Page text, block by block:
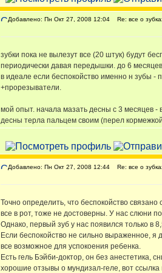
Добавлено: Пн Окт 27, 2008 12:04 Re: все о
зубки пока не вылезут все (20 штук) будут
периодически давая передышки. до 6
в идеале если беспокойство именно н зубы -
+прорезыватели.
мой опыт. начала мазать десны с 3 месяцев -
десны терла пальцем своим (перел
Добавлено: Пн Окт 27, 2008 12:44 Re: все о
Точно определить, что беспокойство
все в рот, тоже не достоверны. У нас слюни
Однако, первый зуб у нас появился только в
Если беспокойство не сильно выраженное,
все возможное для успокоения ребенка.
Есть гель Бэйби-доктор, он без анестетика,
хорошие отзывы о мундизал-геле, вот ссылка